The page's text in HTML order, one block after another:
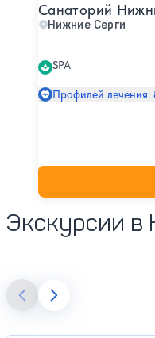
Санаторий
Нижние Серги
SPA
Профилей лечения:
Экскурсии